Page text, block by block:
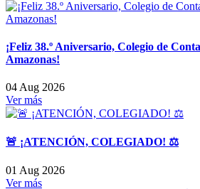
¡Feliz 38.º Aniversario, Colegio de
Amazonas!
04 Aug 2026
Ver más
🚨 ¡ATENCIÓN, COLEGIADO! ⚖️
01 Aug 2026
Ver más